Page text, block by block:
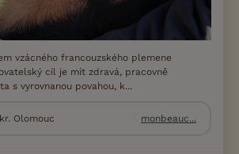
vzácného francouzského plemene
cíl je mít zdravá, pracovně
s vyrovnanou povahou, k...
Olomouc monbeauc...